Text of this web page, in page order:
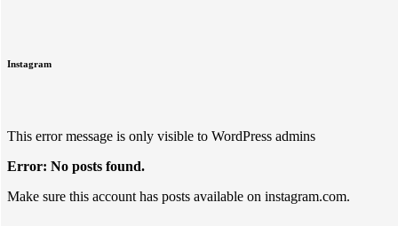
Instagram
This error message is only visible to WordPress admins
Error: No posts found.
Make sure this account has posts available on instagram.com.